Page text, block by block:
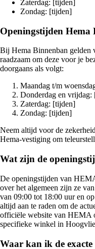
Zaterdag: [tijden]
Zondag: [tijden]
Openingstijden Hema
Bij Hema Binnenban gelden
raadzaam om deze voor je
doorgaans als volgt:
Maandag t/m
Donderdag en vrijdag:
Zaterdag: [tijden]
Zondag: [tijden]
Neem altijd voor de
Hema-vestiging om
Wat zijn de
De openingstijden van
over het algemeen zijn ze
van 09:00 tot 18:00 uur en
altijd aan te raden om de
officiële website van HEMA
specifieke winkel in
Waar kan ik de